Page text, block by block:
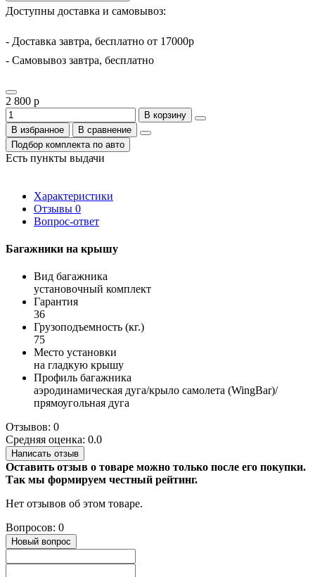
Доступны доставка и самовывоз:
- Доставка завтра, бесплатно от 17000р
- Самовывоз завтра, бесплатно
2 800 р
В корзину
В избранное
В сравнение
Подбор комплекта по авто
Есть пункты выдачи
Характеристики
Отзывы 0
Вопрос-ответ
Багажники на крышу
Вид багажника
установочный комплект
Гарантия
36
Грузоподъемность (кг.)
75
Место установки
на гладкую крышу
Профиль багажника
аэродинамическая дуга/крыло самолета (WingBar)/
прямоугольная дуга
Отзывов: 0
Средняя оценка: 0.0
Написать отзыв
Оставить отзыв о товаре можно только после его покупки.
Так мы формируем честный рейтинг.
Нет отзывов об этом товаре.
Вопросов: 0
Новый вопрос